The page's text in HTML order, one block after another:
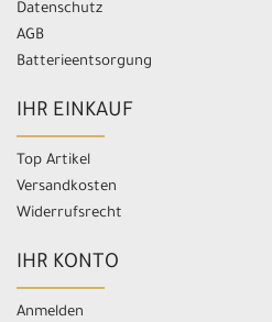
Datenschutz
AGB
Batterieentsorgung
IHR EINKAUF
Top Artikel
Versandkosten
Widerrufsrecht
IHR KONTO
Anmelden